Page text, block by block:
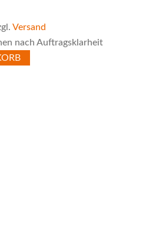
Versand
nach Auftragsklarheit